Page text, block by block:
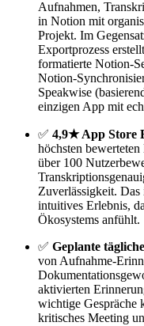
Aufnahmen,
in Notion mit
Projekt. Im
Exportprozess
formatierte Notion-
Notion-
Speakwise
einzigen App mit
✅ 4,9★ App Store
höchsten
über 100
Zuverlässigkeit. Das
intuitives Erlebnis,
Ökosystems anfühlt.
✅ Geplante
von Aufnahme-
aktivierten
wichtige Gespräche
kritisches Meeting